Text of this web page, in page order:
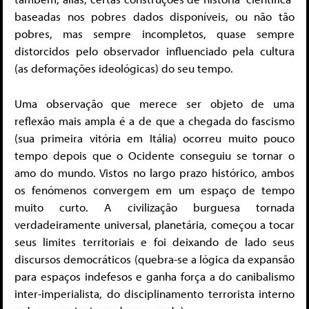
baseadas nos pobres dados disponíveis, ou não tão
pobres, mas sempre incompletos, quase sempre
distorcidos pelo observador influenciado pela cultura
(as deformações ideológicas) do seu tempo.
Uma observação que merece ser objeto de uma
reflexão mais ampla é a de que a chegada do fascismo
(sua primeira vitória em Itália) ocorreu muito pouco
tempo depois que o Ocidente conseguiu se tornar o
amo do mundo. Vistos no largo prazo histórico, ambos
os fenómenos convergem em um espaço de tempo
muito curto. A civilização burguesa tornada
verdadeiramente universal, planetária, começou a tocar
seus limites territoriais e foi deixando de lado seus
discursos democráticos (quebra-se a lógica da expansão
para espaços indefesos e ganha força a do canibalismo
inter-imperialista, do disciplinamento terrorista interno